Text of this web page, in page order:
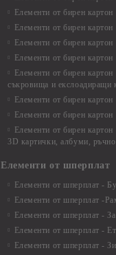
Елементи от бирен
Елементи от бирен
Елементи от бирен
Елементи от бирен
Елементи от бирен
съкровища и екслоадиращи
Елементи от бирен
Елементи от бирен
Елементи от бирен
3D картички, албуми,
Елементи от шперплат
Елементи от шперплат -
Елементи от шперплат -
Елементи от шперплат -
Елементи от шперплат -
Елементи от шперплат -